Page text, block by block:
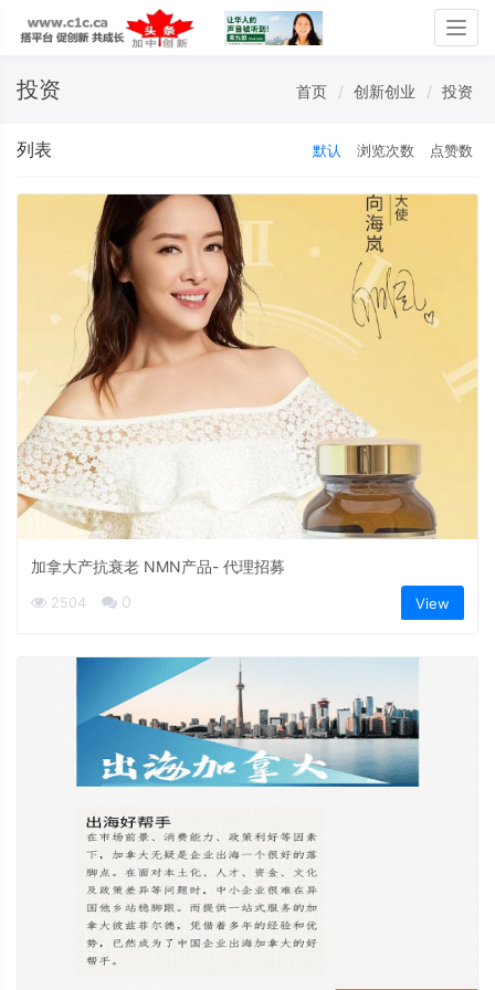
投资 首页 创新创业 投资
列表 默认 浏览次数 点赞数
加拿大产抗衰老 NMN产品- 代理招募
2504 0 View